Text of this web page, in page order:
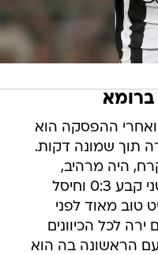
ברומא
ואחרי ההפסקה הוא
תוך שמונה דקות.
היה מרהיב,
בנגיחה עוצמתית ומדויקת. השני קבע 0:3 וחיסל
טוב מאוד לפני
לכל הכיוונים
הראשונה בה הוא